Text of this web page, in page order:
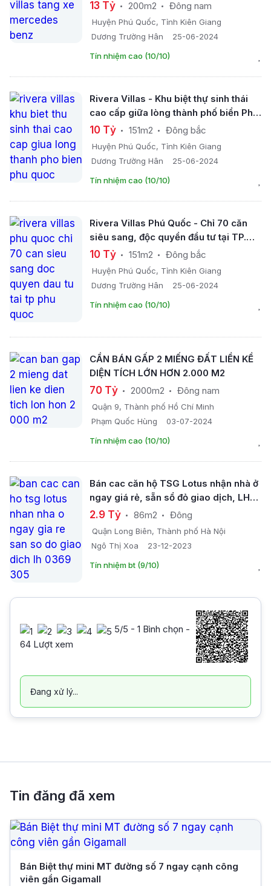
13 Tỷ 200m2 Đông nam
Huyện Phú Quốc, Tỉnh Kiên Giang
Dương Trường Hân
25-06-2024
Tín nhiệm cao (10/10)
Rivera Villas - Khu biệt thự sinh thái
cao cấp giữa lòng thành phố biển Phú
Quốc
10 Tỷ 151m2 Đông bắc
Huyện Phú Quốc, Tỉnh Kiên Giang
Dương Trường Hân
25-06-2024
Tín nhiệm cao (10/10)
Rivera Villas Phú Quốc - Chỉ 70 căn
siêu sang, độc quyền đầu tư tại TP.
Phú Quốc
10 Tỷ 151m2 Đông bắc
Huyện Phú Quốc, Tỉnh Kiên Giang
Dương Trường Hân
25-06-2024
Tín nhiệm cao (10/10)
CẦN BÁN GẤP 2 MIẾNG ĐẤT LIỀN KỀ
DIỆN TÍCH LỚN HƠN 2.000 M2
70 Tỷ 2000m2 Đông nam
Quận 9, Thành phố Hồ Chí Minh
Phạm Quốc Hùng
03-07-2024
Tín nhiệm cao (10/10)
Bán cac căn hộ TSG Lotus nhận nhà ở
ngay giá rẻ, sẵn sổ đỏ giao dịch, LH
0369 305 ***
2.9 Tỷ 86m2 Đông
Quận Long Biên, Thành phố Hà Nội
Ngô Thị Xoa
23-12-2023
Tín nhiệm bt (9/10)
5/5 - 1 Bình chọn -
64 Lượt xem
Đang xử lý...
Tin đăng đã xem
Bán Biệt thự mini MT đường số 7 ngay cạnh công
viên gần Gigamall